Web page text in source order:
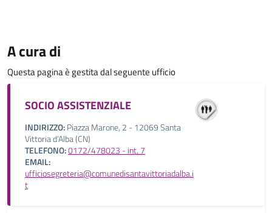
A cura di
Questa pagina è gestita dal seguente ufficio
SOCIO ASSISTENZIALE
INDIRIZZO:Piazza Marone, 2 - 12069 Santa
Vittoria d’Alba (CN)
TELEFONO:0172/478023 - int. 7
EMAIL:
ufficiosegreteria@comunedisantavittoriadalba.i
t